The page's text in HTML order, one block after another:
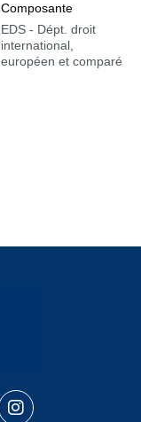
Composante
EDS - Dépt. droit
international,
européen et comparé